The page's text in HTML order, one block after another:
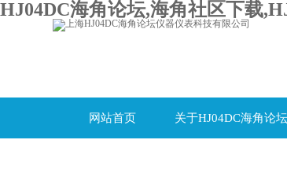
HJ04DC海角论坛,海角社区下载
网站首页 关于HJ04DC海角论坛